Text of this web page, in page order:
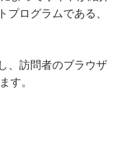
ログラムである、
、訪問者のブラウザ
す。